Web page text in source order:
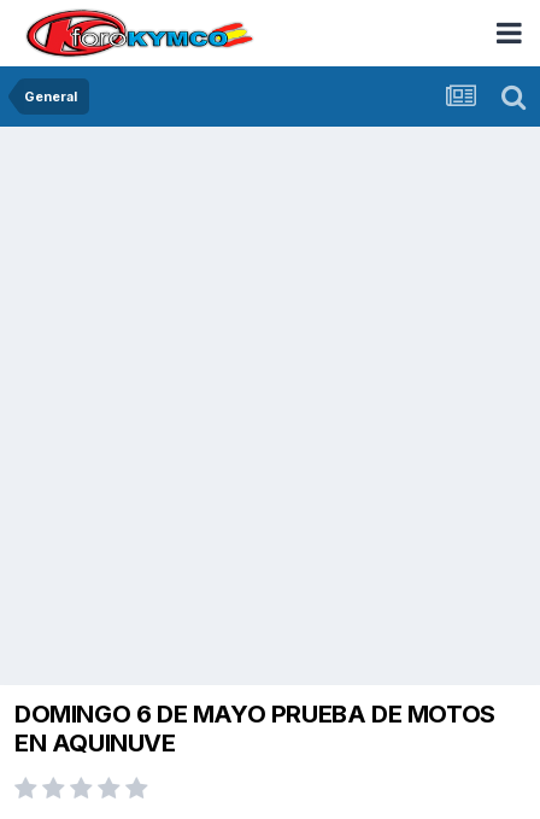
General
DOMINGO 6 DE MAYO PRUEBA DE MOTOS
EN AQUINUVE